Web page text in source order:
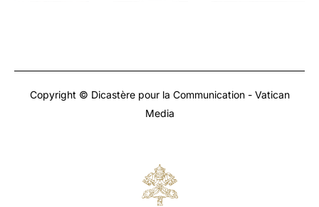
Copyright © Dicastère pour la Communication - Vatican
Media